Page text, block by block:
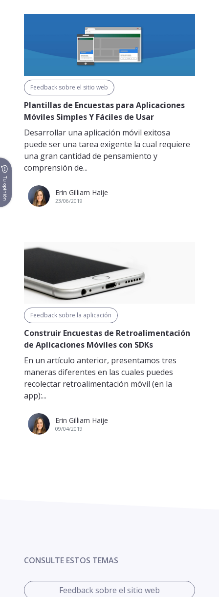
Feedback sobre el sitio web
Plantillas de Encuestas para Aplicaciones
Móviles Simples Y Fáciles de Usar
Desarrollar una aplicación móvil exitosa
puede ser una tarea exigente la cual requiere
una gran cantidad de pensamiento y
comprensión de...
Erin Gilliam Haije
23/06/2019
Feedback sobre la aplicación
Construir Encuestas de Retroalimentación
de Aplicaciones Móviles con SDKs
En un artículo anterior, presentamos tres
maneras diferentes en las cuales puedes
recolectar retroalimentación móvil (en la
app):...
Erin Gilliam Haije
09/04/2019
CONSULTE ESTOS TEMAS
Feedback sobre el sitio web
Tu opinión